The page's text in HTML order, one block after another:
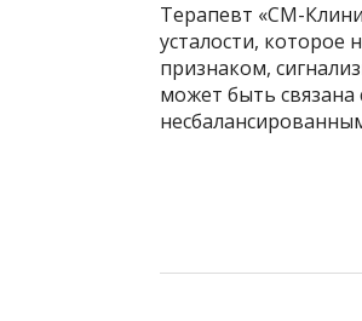
Терапевт «СМ-
усталости, которое
признаком,
может быть